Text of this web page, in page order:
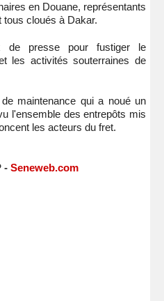
en Douane, représentants
tous cloués à Dakar.
de presse pour fustiger le
les activités souterraines de
maintenance qui a noué un
l'ensemble des entrepôts mis
les acteurs du fret.
- Seneweb.com